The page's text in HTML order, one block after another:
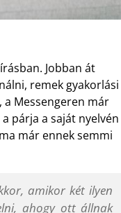
Jobban át
remek gyakorlási
Messengeren már
párja a saját nyelvén
már ennek semmi
amikor két ilyen
ahogy ott állnak